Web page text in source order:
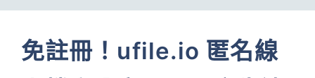
免註冊！ufile.io 匿名線